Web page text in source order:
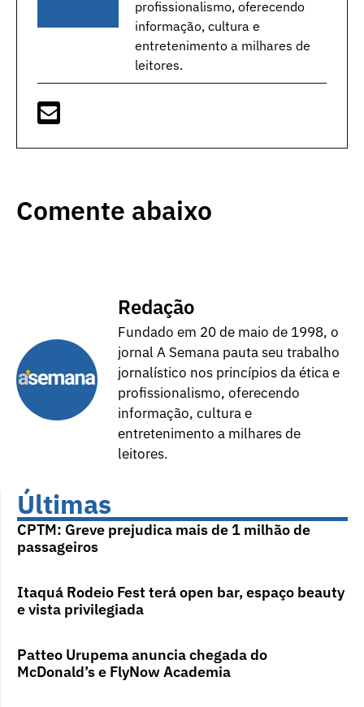
profissionalismo, oferecendo
informação, cultura e
entretenimento a milhares de
leitores.
Comente abaixo
Redação
Fundado em 20 de maio de 1998, o
jornal A Semana pauta seu trabalho
jornalístico nos princípios da ética e
profissionalismo, oferecendo
informação, cultura e
entretenimento a milhares de
leitores.
Últimas
CPTM: Greve prejudica mais de 1 milhão de
passageiros
Itaquá Rodeio Fest terá open bar, espaço beauty
e vista privilegiada
Patteo Urupema anuncia chegada do
McDonald’s e FlyNow Academia